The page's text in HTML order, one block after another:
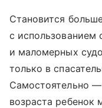
Становится
с использованием
и маломерных
только в
Самостоятельно —
возраста ребенок